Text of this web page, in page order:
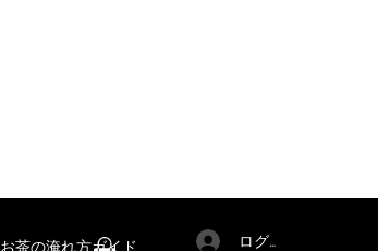
お茶の淹れ方ガイド ログイン